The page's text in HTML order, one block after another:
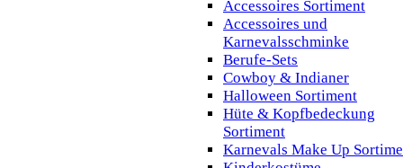
Accessoires Sortiment
Accessoires und
Karnevalsschminke
Berufe-Sets
Cowboy & Indianer
Halloween Sortiment
Hüte & Kopfbedeckung
Sortiment
Karnevals Make Up